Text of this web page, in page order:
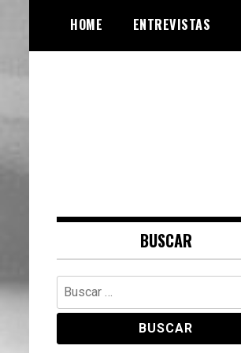
content
HOME ENTREVISTAS
VinylRoute
crónicas
BUSCAR
Buscar: